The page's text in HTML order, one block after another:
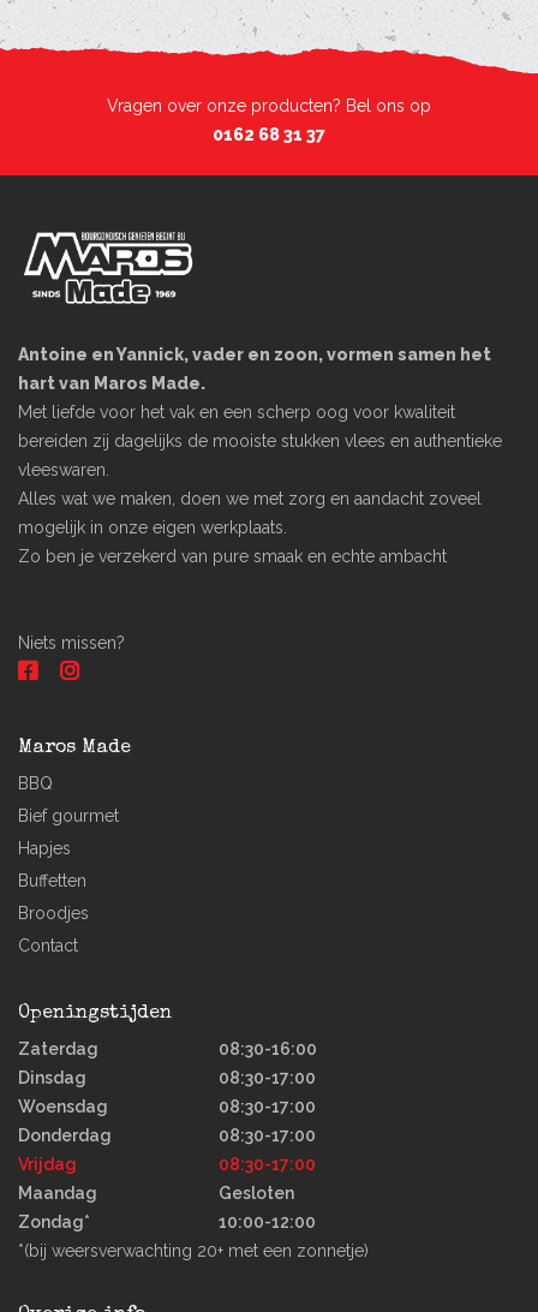
Vragen over onze producten? Bel ons op
0162 68 31 37
Antoine en Yannick, vader en zoon, vormen samen het
hart van Maros Made.
Met liefde voor het vak en een scherp oog voor kwaliteit
bereiden zij dagelijks de mooiste stukken vlees en authentieke
vleeswaren.
Alles wat we maken, doen we met zorg en aandacht zoveel
mogelijk in onze eigen werkplaats.
Zo ben je verzekerd van pure smaak en echte ambacht
Niets missen?
Maros Made
BBQ
Bief gourmet
Hapjes
Buffetten
Broodjes
Contact
Openingstijden
Zaterdag
08:30-16:00
Dinsdag
08:30-17:00
Woensdag
08:30-17:00
Donderdag
08:30-17:00
Vrijdag
08:30-17:00
Maandag
Gesloten
Zondag*
10:00-12:00
*(bij weersverwachting 20+ met een zonnetje)